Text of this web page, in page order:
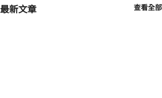
最新文章 查看全部